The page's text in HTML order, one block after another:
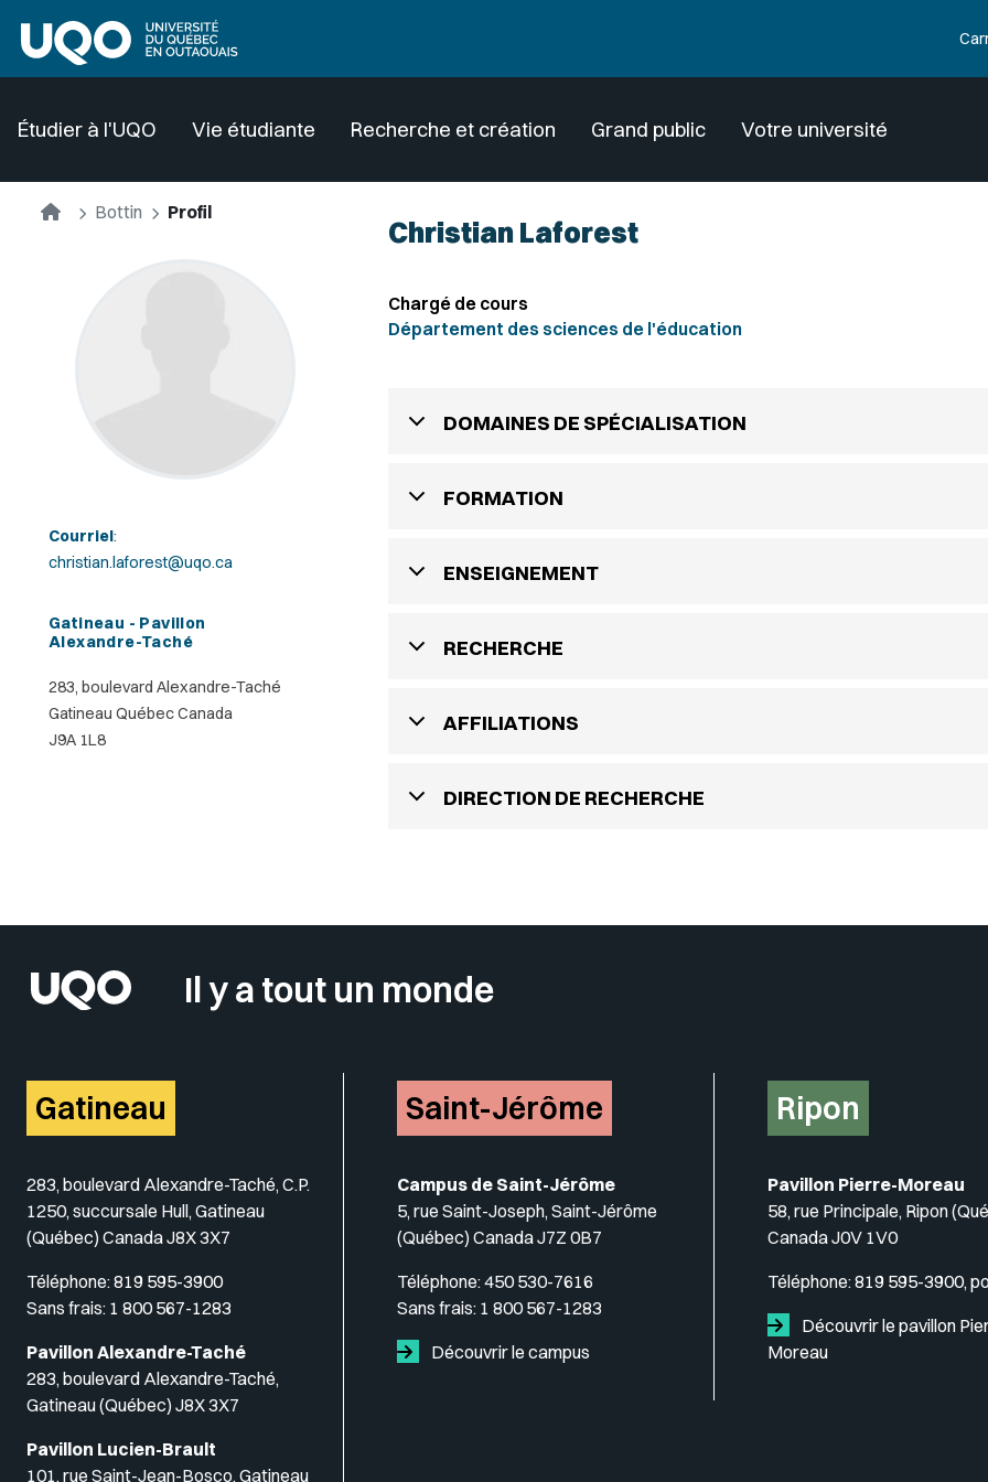
Étudier à l'UQO Vie étudiante Recherche et création Grand public Votre université
AccueilBottin Profil
Courriel:
christian.laforest@uqo.ca
Gatineau - Pavillon
Alexandre-Taché
283, boulevard Alexandre-Taché
Gatineau Québec Canada
J9A 1L8
Christian Laforest
Chargé de cours
Département des sciences de l'éducation
DOMAINES DE SPÉCIALISATION
FORMATION
ENSEIGNEMENT
RECHERCHE
AFFILIATIONS
DIRECTION DE RECHERCHE
Il y a tout un monde
Gatineau
283, boulevard Alexandre-Taché, C.P.
1250, succursale Hull, Gatineau
(Québec) Canada J8X 3X7
Téléphone:819 595-3900
Sans frais: 1 800 567-1283
Pavillon Alexandre-Taché
283, boulevard Alexandre-Taché,
Gatineau (Québec) J8X 3X7
Pavillon Lucien-Brault
101, rue Saint-Jean-Bosco, Gatineau
Saint-Jérôme
Campus de Saint-Jérôme
5, rue Saint-Joseph, Saint-Jérôme
(Québec) Canada J7Z 0B7
Téléphone:450 530-7616
Sans frais: 1 800 567-1283
Découvrir le campus
Ripon
Pavillon Pierre-Moreau
58, rue Principale, Ripon
Canada J0V 1V0
Téléphone:819 595-3900,
Découvrir le pavillon
Moreau